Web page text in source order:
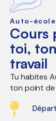
Auto-
Cours
toi,
travail
Tu habites
ton point